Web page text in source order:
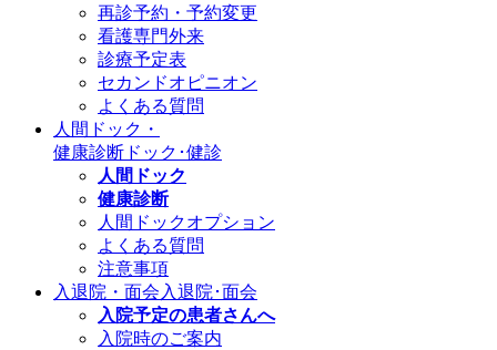
再診予約・予約変更
看護専門外来
診療予定表
セカンドオピニオン
よくある質問
人間ドック・
健康診断 ドック･健診
人間ドック
健康診断
人間ドックオプション
よくある質問
注意事項
入退院・面会 入退院･面会
入院予定の患者さんへ
入院時のご案内